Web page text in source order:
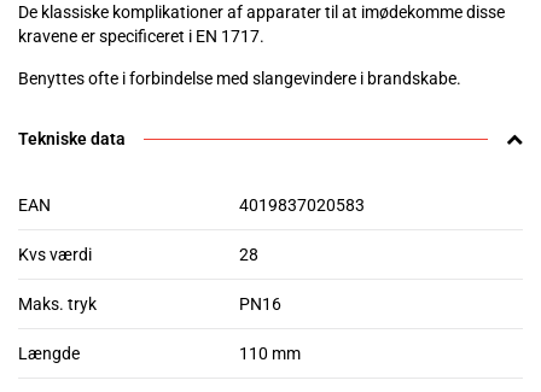
De klassiske komplikationer af apparater til at imødekomme disse
kravene er specificeret i EN 1717.
Benyttes ofte i forbindelse med slangevindere i brandskabe.
Tekniske data
EAN 4019837020583
Kvs værdi 28
Maks. tryk PN16
Længde 110 mm